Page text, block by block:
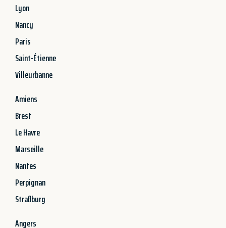
Lyon
Nancy
Paris
Saint-Étienne
Villeurbanne
Amiens
Brest
Le Havre
Marseille
Nantes
Perpignan
Straßburg
Angers